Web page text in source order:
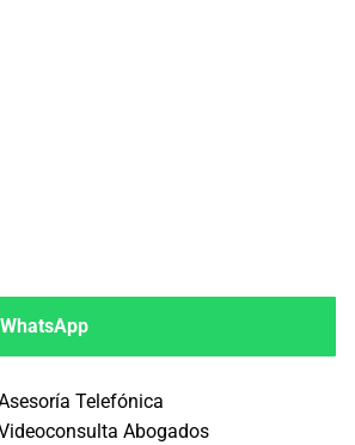
Telefónica
Abogados